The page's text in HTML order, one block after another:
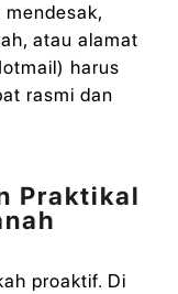
atau alamat
harus
rasmi dan
Praktikal
proaktif. Di